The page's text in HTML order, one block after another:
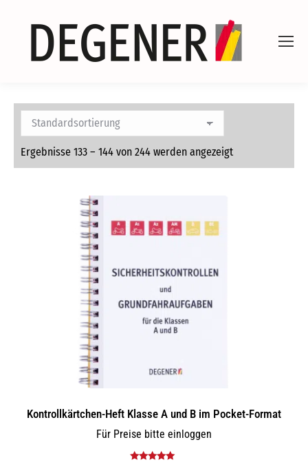
Ergebnisse 133 – 144 von 244 werden angezeigt
Kontrollkärtchen-Heft Klasse A und B im Pocket-Format
Für Preise bitte einloggen